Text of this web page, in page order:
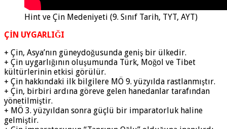
Hint ve Çin Medeniyeti (9. Sınıf Tarih, TYT, AYT)
ÇİN UYGARLIĞI
+ Çin, Asya’nın güneydoğusunda geniş bir ülkedir.
+ Çin uygarlığının oluşumunda Türk, Moğol ve Tibet
kültürlerinin etkisi görülür.
+ Çin hakkındaki ilk bilgilere MÖ 9. yüzyılda rastlanmıştır.
+ Çin, birbiri ardına göreve gelen hanedanlar tarafından
yönetilmiştir.
+ MÖ 3. yüzyıldan sonra güçlü bir imparatorluk haline
gelmiştir.